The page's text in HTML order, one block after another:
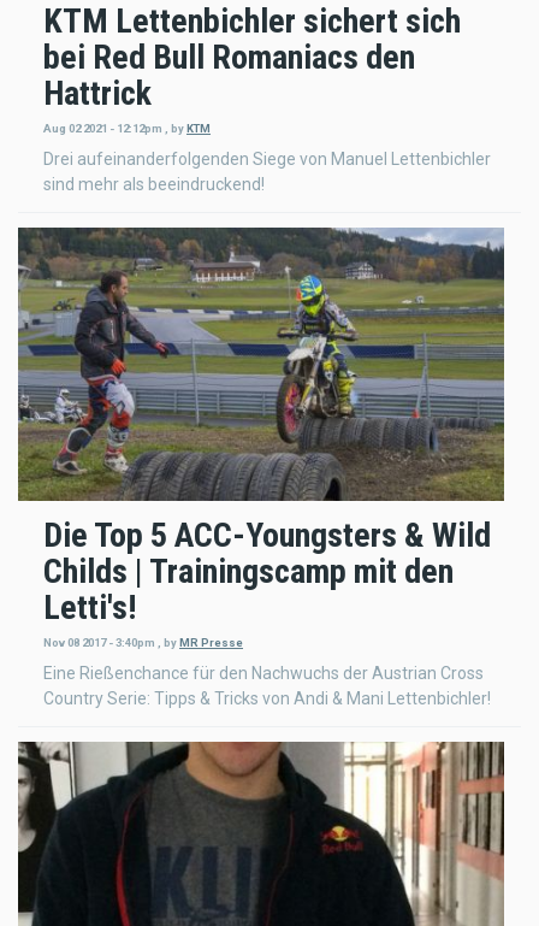
KTM Lettenbichler sichert sich
bei Red Bull Romaniacs den
Hattrick
Aug 02 2021 - 12:12pm , byKTM
Drei aufeinanderfolgenden Siege von Manuel Lettenbichler
sind mehr als beeindruckend!
Die Top 5 ACC-Youngsters & Wild
Childs | Trainingscamp mit den
Letti's!
Nov 08 2017 - 3:40pm , by MR Presse
Eine Rießenchance für den Nachwuchs der Austrian Cross
Country Serie: Tipps & Tricks von Andi & Mani Lettenbichler!